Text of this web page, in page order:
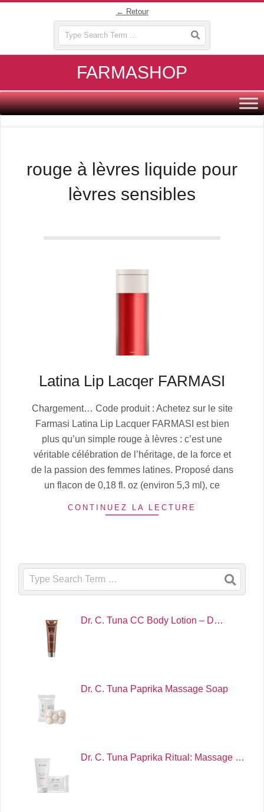
← Retour
FARMASHOP
Primary
Navigation
rouge à lèvres liquide pour
lèvres sensibles
Latina Lip Lacqer FARMASI
07-
02
Chargement… Code produit : Achetez sur le site
Farmasi Latina Lip Lacquer FARMASI est bien
plus qu’un simple rouge à lèvres : c’est une
véritable célébration de l’héritage, de la force et
de la passion des femmes latines. Proposé dans
un flacon de 0,18 fl. oz (environ 5,3 ml), ce
CONTINUEZ LA LECTURE
Search
Dr. C. Tuna CC Body Lotion – D…
Dr. C. Tuna Paprika Massage Soap
Dr. C. Tuna Paprika Ritual: Massage …